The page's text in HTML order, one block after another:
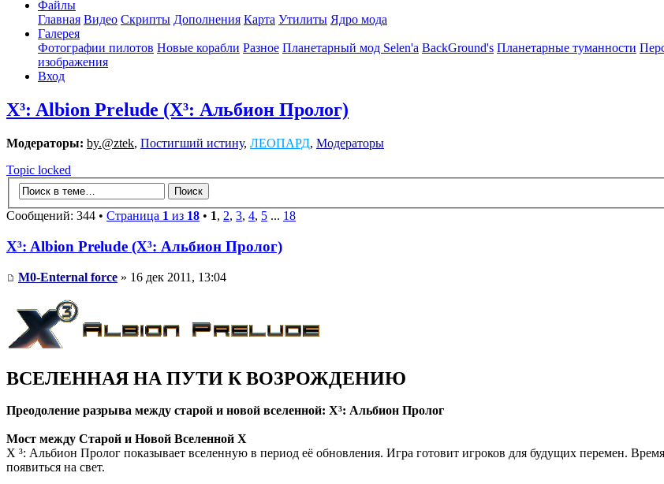
Файлы
Главная Видео Скрипты Дополнения Карта Утилиты Ядро мода
Галерея
Фотографии пилотов Новые корабли Разное Планетарный мод Selen'a BackGround's Планетарные туманности
изображения
Вход
X³: Albion Prelude (X³: Альбион Пролог)
Модераторы: by.@ztek, Постигший истину, ЛЕОПАРД, Модераторы
Topic locked
Сообщений: 344 • Страница 1 из 18 • 1, 2, 3, 4, 5 ... 18
X³: Albion Prelude (X³: Альбион Пролог)
M0-Enternal force » 16 дек 2011, 13:04
ВСЕЛЕННАЯ НА ПУТИ К ВОЗРОЖДЕНИЮ
Преодоление разрыва между старой и новой вселенной: X³: Альбион Пролог
Мост между Старой и Новой Вселенной X
X ³: Альбион Пролог показывает вселенную в период её обновления. Игра готовит игроков для будущих перемен.
появиться на свет.